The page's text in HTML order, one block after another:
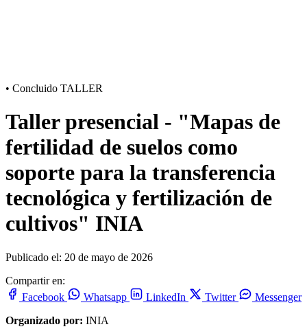
• Concluido TALLER
Taller presencial - "Mapas de
fertilidad de suelos como
soporte para la transferencia
tecnológica y fertilización de
cultivos" INIA
Publicado el: 20 de mayo de 2026
Compartir en:
Facebook
Whatsapp LinkedIn Twitter
Messenger
Organizado por: INIA